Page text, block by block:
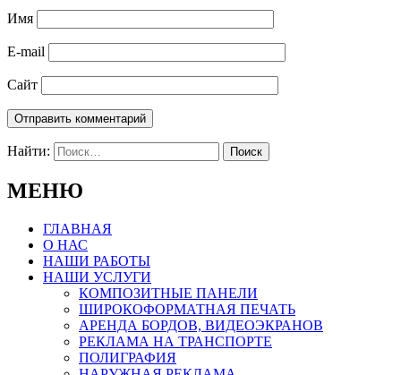
Имя
E-mail
Сайт
Найти:
МЕНЮ
ГЛАВНАЯ
О НАС
НАШИ РАБОТЫ
НАШИ УСЛУГИ
КОМПОЗИТНЫЕ ПАНЕЛИ
ШИРОКОФОРМАТНАЯ ПЕЧАТЬ
АРЕНДА БОРДОВ, ВИДЕОЭКРАНОВ
РЕКЛАМА НА ТРАНСПОРТЕ
ПОЛИГРАФИЯ